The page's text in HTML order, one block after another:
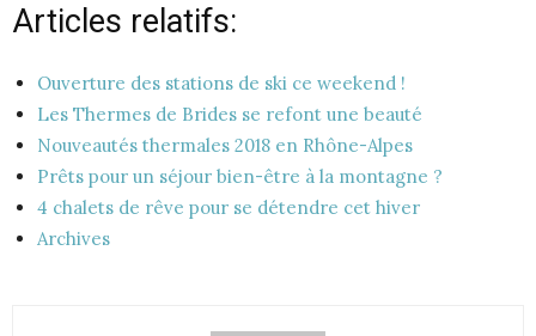
Articles relatifs:
Ouverture des stations de ski ce weekend !
Les Thermes de Brides se refont une beauté
Nouveautés thermales 2018 en Rhône-Alpes
Prêts pour un séjour bien-être à la montagne ?
4 chalets de rêve pour se détendre cet hiver
Archives